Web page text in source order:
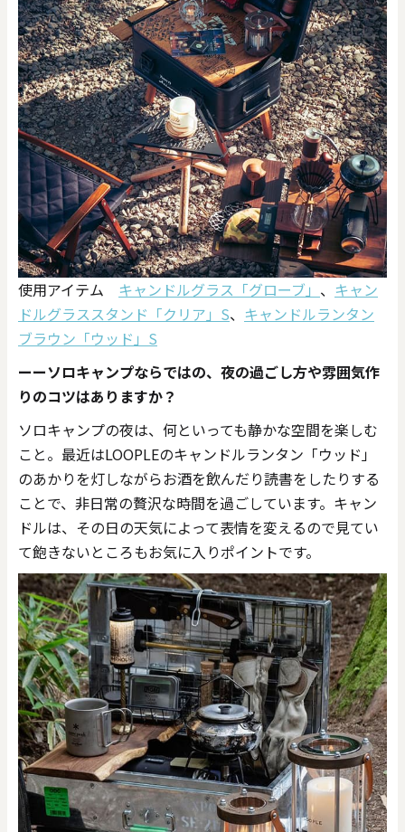
使用アイテム キャンドルグラス「グローブ」 、 キャン
ドルグラススタンド「クリア」S、 キャンドルランタン
ブラウン「ウッド」S
ーーソロキャンプならではの、夜の過ごし方や雰囲気作
りのコツはありますか？​
ソロキャンプの夜は、何といっても静かな空間を楽しむ
こと。最近はLOOPLEのキャンドルランタン「ウッド」
のあかりを灯しながらお酒を飲んだり読書をしたりする
ことで、非日常の贅沢な時間を過ごしています。キャン
ドルは、その日の天気によって表情を変えるので見てい
て飽きないところもお気に入りポイントです。